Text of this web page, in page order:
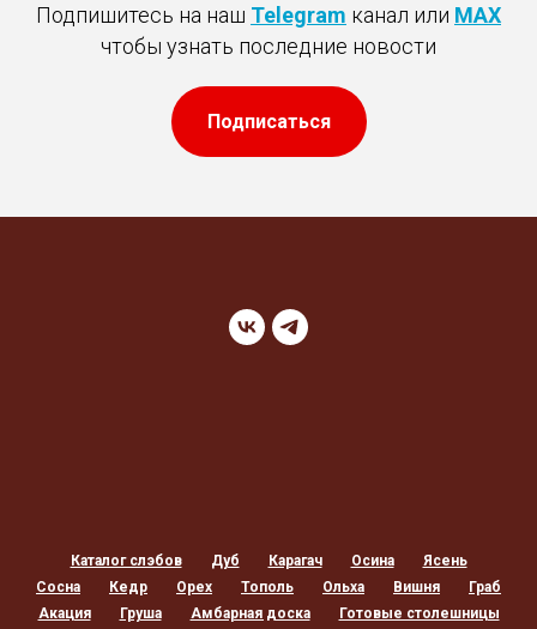
Подпишитесь на наш Telegram канал или MAX
чтобы узнать последние новости
Подписаться
Каталог слэбов Дуб Карагач Осина
Ясень
Сосна
Кедр Орех Тополь Ольха Вишня
Граб
Акация
Груша Амбарная доска Готовые столешницы